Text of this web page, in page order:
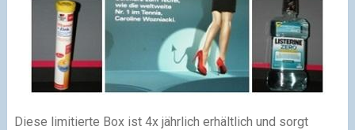
Diese limitierte Box ist 4x jährlich erhältlich und sorgt